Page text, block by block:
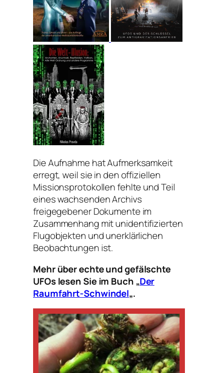
Die Aufnahme hat Aufmerksamkeit
erregt, weil sie in den offiziellen
Missionsprotokollen fehlte und Teil
eines wachsenden Archivs
freigegebener Dokumente im
Zusammenhang mit unidentifizierten
Flugobjekten und unerklärlichen
Beobachtungen ist.
Mehr über echte und gefälschte
UFOs lesen Sie im Buch „Der
Raumfahrt-Schwindel„.